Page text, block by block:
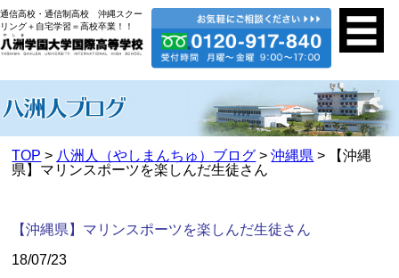
通信高校・通信制高校 沖縄スクー
リング＋自宅学習＝高校卒業！！
TOP > 八洲人（やしまんちゅ）ブログ >沖縄県 > 【沖縄
県】マリンスポーツを楽しんだ生徒さん
【沖縄県】マリンスポーツを楽しんだ生徒さん
18/07/23